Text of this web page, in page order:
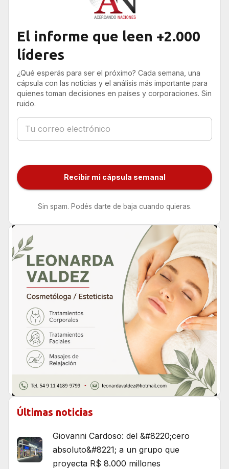
El informe que leen +2.000
líderes
¿Qué esperás para ser el próximo? Cada semana, una
cápsula con las noticias y el análisis más importante para
quienes toman decisiones en países y corporaciones. Sin
ruido.
Recibir mi cápsula semanal
Sin spam. Podés darte de baja cuando quieras.
Últimas noticias
Giovanni Cardoso: del &#8220;cero
absoluto&#8221; a un grupo que
proyecta R$ 8.000 millones